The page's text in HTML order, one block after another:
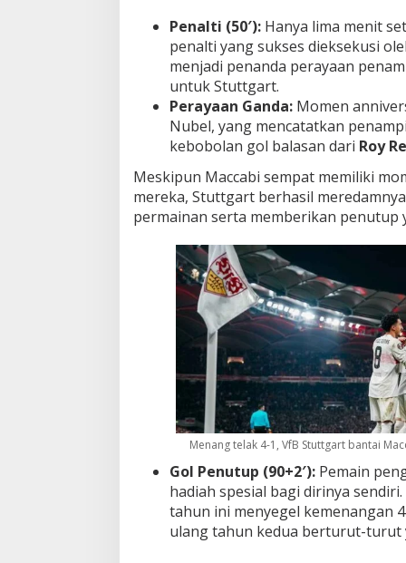
Penalti (50′): Hanya lima menit
penalti yang sukses dieksekusi
menjadi penanda perayaan
untuk Stuttgart.
Perayaan Ganda: Momen
Nubel, yang mencatatkan
kebobolan gol balasan dari Roy
Meskipun Maccabi sempat memiliki
mereka, Stuttgart berhasil
permainan serta memberikan penutup
Menang telak 4-1, VfB Stuttgart bantai
Gol Penutup (90+2′): Pemain
hadiah spesial bagi dirinya
tahun ini menyegel kemenangan
ulang tahun kedua berturut-turut